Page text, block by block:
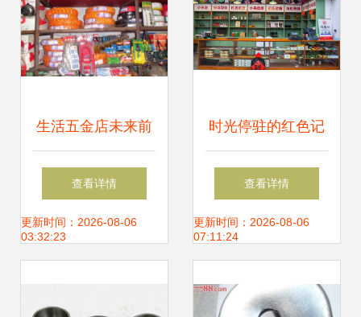
生活五金店未来前
景如何？深度剖析
创业新蓝海，共绘
查看详情
更新时间：2026-08-06
03:32:23
时光停驻的红色记
忆 探访赤峰宁城原
汁原味的老供销社
查看详情
更新时间：2026-08-06
07:11:24